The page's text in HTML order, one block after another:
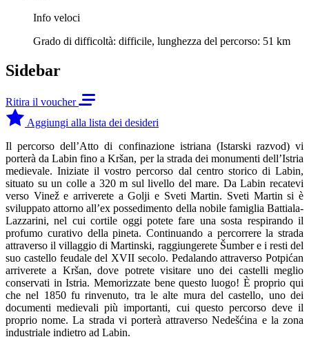
Info veloci
Grado di difficoltà: difficile, lunghezza del percorso: 51 km
Sidebar
Ritira il voucher
Aggiungi alla lista dei desideri
Il percorso dell’Atto di confinazione istriana (Istarski razvod) vi
porterà da Labin fino a Kršan, per la strada dei monumenti dell’Istria
medievale. Iniziate il vostro percorso dal centro storico di Labin,
situato su un colle a 320 m sul livello del mare. Da Labin recatevi
verso Vinež e arriverete a Golji e Sveti Martin. Sveti Martin si è
sviluppato attorno all’ex possedimento della nobile famiglia Battiala-
Lazzarini, nel cui cortile oggi potete fare una sosta respirando il
profumo curativo della pineta. Continuando a percorrere la strada
attraverso il villaggio di Martinski, raggiungerete Šumber e i resti del
suo castello feudale del XVII secolo. Pedalando attraverso Potpićan
arriverete a Kršan, dove potrete visitare uno dei castelli meglio
conservati in Istria. Memorizzate bene questo luogo! È proprio qui
che nel 1850 fu rinvenuto, tra le alte mura del castello, uno dei
documenti medievali più importanti, cui questo percorso deve il
proprio nome. La strada vi porterà attraverso Nedešćina e la zona
industriale indietro ad Labin.